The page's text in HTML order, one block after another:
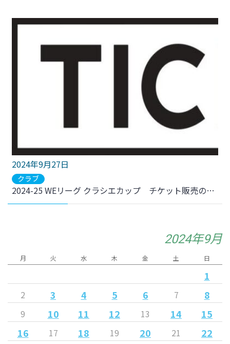
2024年9月27日
クラブ
2024-25 WEリーグ クラシエカップ チケット販売のお知らせ
2024年9月
月 火 水 木 金 土 日
1
2 3 4 5 6 7 8
9 10 11 12 13 14
15
16
17 18 19 20 21 22